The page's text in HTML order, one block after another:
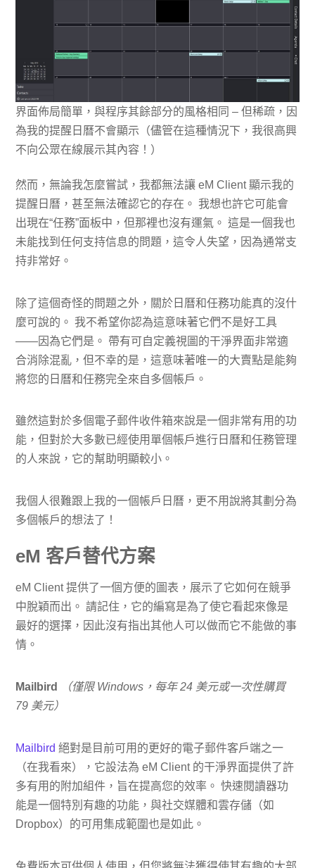
界面佈局簡單，與程序其餘部分的風格相同 – 但稀疏，因
為我的提醒日曆不會顯示（儘管在這種情況下，我很高興
不向公眾在線展示其內容！）
然而，無論我怎麼嘗試，我都無法讓 eM Client 顯示我的
提醒日曆，甚至無法確認它的存在。 我想也許它可能會
出現在“任務”面板中，但那裡也沒有運氣。 這是一個我也
未能找到任何支持信息的問題，這令人失望，因為通常支
持非常好。
除了這個奇怪的問題之外，關於日曆和任務功能真的沒什
麼可說的。 我不希望你認為這意味著它們不是好工具
——因為它們是。 帶有可自定義視圖的干淨界面非常適
合消除混亂，但不幸的是，這意味著唯一的大賣點是能夠
將您的日曆和任務完全來自多個帳戶。
雖然這對於多個電子郵件收件箱來說是一個非常有用的功
能，但對於大多數已經使用單個帳戶進行日曆和任務管理
的人來說，它的幫助明顯較小。
我個人很難跟上我的一個帳戶日曆，更不用說將其劃分為
多個帳戶的想法了！
eM 客戶替代方案
eM Client 提供了一個方便的圖表，展示了它如何在競爭
中脫穎而出。 請記住，它的編寫是為了使它看起來像是
最好的選擇，因此沒有指出其他人可以做而它不能做的事
情。
Mailbird
（僅限 Windows，每年 24 美元或一次性購買
79 美元）
Mailbird 絕對是目前可用的更好的電子郵件客戶端之一
（在我看來），它設法為 eM Client 的干淨界面提供了許
多有用的附加組件，旨在提高您的效率。 快速閱讀器功
能是一個特別有趣的功能，與社交媒體和雲存儲（如
Dropbox）的可用集成範圍也是如此。